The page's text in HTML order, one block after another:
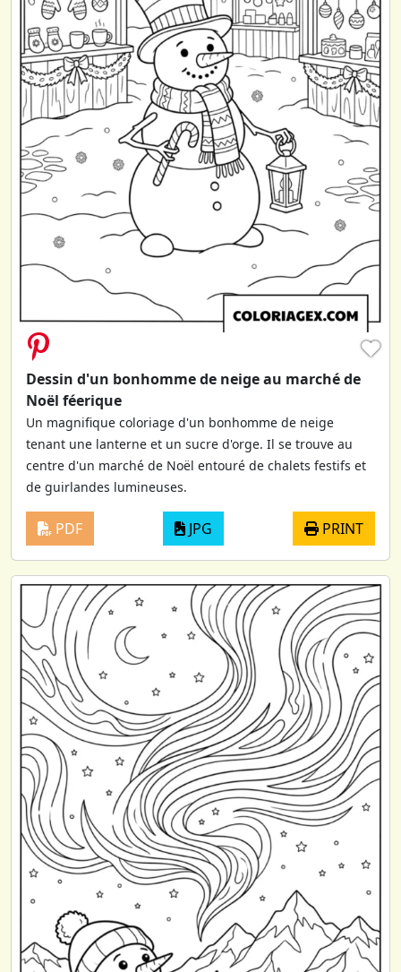
♥
Dessin d'un bonhomme de neige au marché de
Noël féerique
Un magnifique coloriage d'un bonhomme de neige
tenant une lanterne et un sucre d'orge. Il se trouve au
centre d'un marché de Noël entouré de chalets festifs et
de guirlandes lumineuses.
PDF JPG PRINT